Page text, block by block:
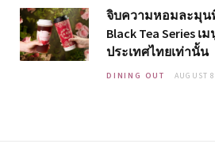
จิบความหอมละมุนที่
Black Tea Series เ
ประเทศไทยเท่านั้น
DINING OUT AUGUST